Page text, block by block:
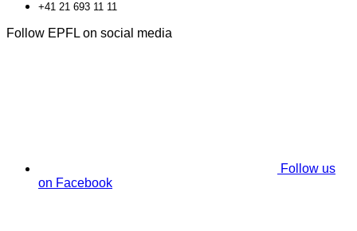
+41 21 693 11 11
Follow EPFL on social media
Follow us
on Facebook